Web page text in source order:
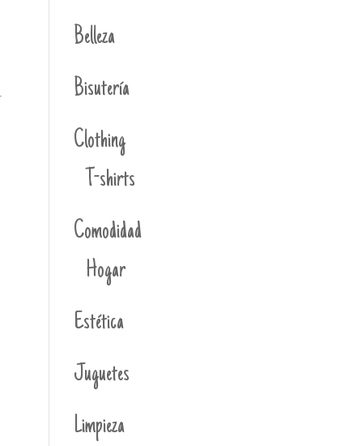
Belleza
Bisutería
Clothing
T-shirts
Comodidad
Hogar
Estética
Juguetes
Limpieza